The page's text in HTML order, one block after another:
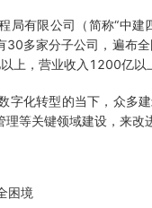
局有限公司（简称“中
30多家分子公司，遍布
上，营业收入1200亿以
化转型的当下，众多
理等关键领域建设，来改
困境